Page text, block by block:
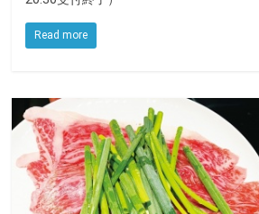
o
o
e
r
Read more